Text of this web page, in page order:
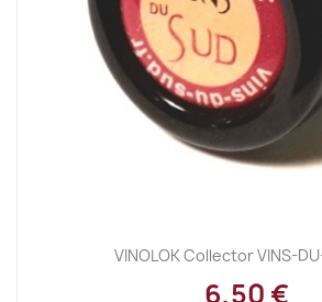
VINOLOK Collector VINS-
6,50 €